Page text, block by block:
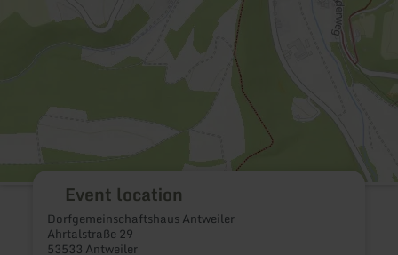
Event location
Dorfgemeinschaftshaus Antweiler
Ahrtalstraße 29
53533 Antweiler